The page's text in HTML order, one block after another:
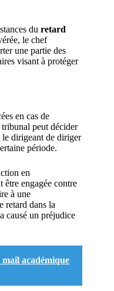
du retard
le chef
une partie des
visant à protéger
en cas de
peut décider
le dirigeant de diriger
période.
en
être engagée contre
à une
retard dans la
a causé un préjudice
académique